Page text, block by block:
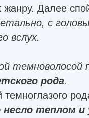
жанру. Далее
с
вслух.
темноволосой
рода.
темноглазого
несло теплом